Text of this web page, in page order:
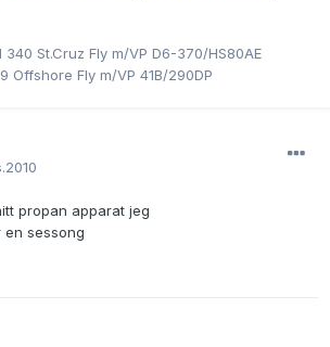
340 St.Cruz Fly m/VP D6-370/HS80AE
Offshore Fly m/VP 41B/290DP
propan apparat jeg
en sessong